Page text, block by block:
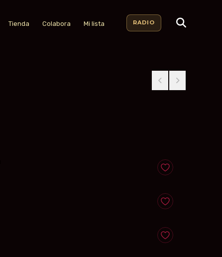
Tienda Colabora Mi lista RADIO
Anadir a favoritos
Anadir a favoritos
Anadir a favoritos